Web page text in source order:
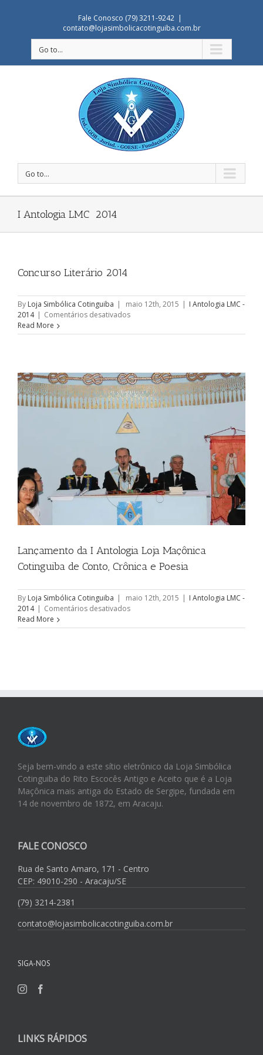
Fale Conosco (79) 3211-9242 |
contato@lojasimbolicacotinguiba.com.br
Go to...
Go to...
I Antologia LMC ­ 2014
Concurso Literário 2014
By Loja Simbólica Cotinguiba | maio 12th, 2015 | I Antologia LMC ­
2014 | Comentários desativadosem
Literário
Read More
Lançamento da I Antologia Loja Maçônica
Cotinguiba de Conto, Crônica e Poesia
By Loja Simbólica Cotinguiba | maio 12th, 2015 | I Antologia LMC ­
2014 | Comentários desativadosem
da
Read More
Seja bem-vindo a este sítio eletrônico da Loja Simbólica
Cotinguiba do Rito Escocês Antigo e Aceito que é a Loja
Maçônica mais antiga do Estado de Sergipe, fundada em
14 de novembro de 1872, em Aracaju.
FALE CONOSCO
Rua de Santo Amaro, 171 - Centro
CEP: 49010-290 - Aracaju/SE
(79) 3214-2381
contato@lojasimbolicacotinguiba.com.br
SIGA-NOS
LINKS RÁPIDOS